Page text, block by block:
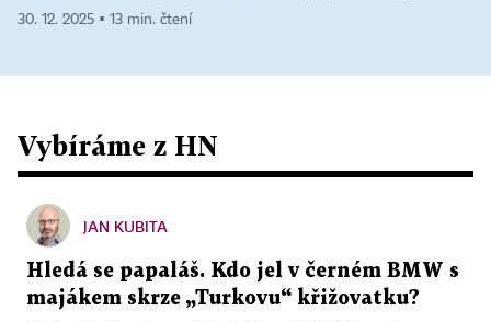
30. 12. 2025 ▪ 13 min. čtení
Vybíráme z HN
JAN KUBITA
Hledá se papaláš. Kdo jel v černém BMW s
majákem skrze „Turkovu“ křižovatku?